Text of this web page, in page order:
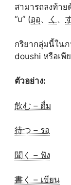
สามารถลงท้าย
“u” (อุอุ、 く 、
กริยากลุ่มนี้ใน
doushi หรือเพี
ตัวอย่าง:
飲む – ดื่ม
待つ – รอ
聞く – ฟัง
書く – เขียน